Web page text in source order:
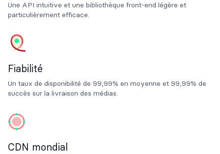
Une API intuitive et une bibliothèque front-end légère et
particulièrement efficace.
Fiabilité
Un taux de disponibilité de 99,99% en moyenne et 99,99% de
succès sur la livraison des médias.
CDN mondial